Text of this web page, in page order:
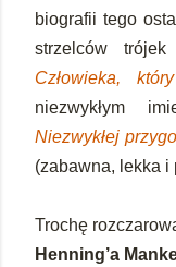
biografii tego
strzelców
Człowieka,
niezwykłym
Niezwykłej
(zabawna, lekka i
Trochę
Henning’a